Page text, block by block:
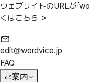
ウェブサイトのURLが「
くはこちら ＞
edit@wordvice.jp
FAQ
ご案内